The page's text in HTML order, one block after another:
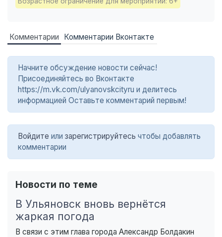
Комментарии Комментарии Вконтакте
Начните обсуждение новости сейчас!
Присоединяйтесь во Вконтакте
https://m.vk.com/ulyanovskcityru и делитесь
информацией Оставьте комментарий первым!
Войдите или зарегистрируйтесь чтобы добавлять
комментарии
Новости по теме
В Ульяновск вновь вернётся
жаркая погода
В связи с этим глава города Александр Болдакин